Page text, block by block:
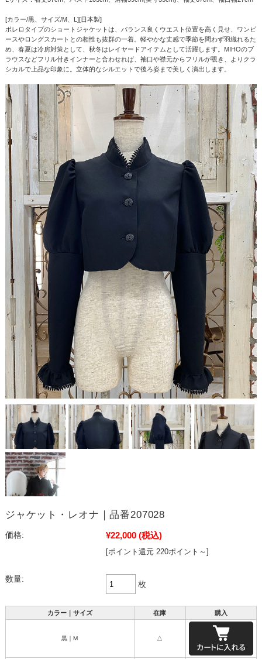
[カラー/黒、サイズ/M、L][日本製]
ボレロタイプのショートジャケットは、バランス良くウエスト位置を高く見せ、ワンピ
ースやロングスカートとの相性も抜群の一着。軽やかな丈感で季節を問わず羽織れるた
め、春夏は冷房対策として、秋冬はレイヤードアイテムとして活躍します。MIHOのブ
ラウスなどフリル付きインナーと合わせれば、袖口や襟元からフリルが覗き、よりクラ
シカルで上品な印象に。立体的なシルエットで後ろ姿まで美しく演出します。
ジャケット・レオナ｜品番207028
価格: ¥22,000 (税込)
[ポイント還元 220ポイント～]
数量:
枚
カラー｜サイズ 在庫 購入
黒｜M △